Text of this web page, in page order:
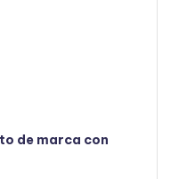
de marca con